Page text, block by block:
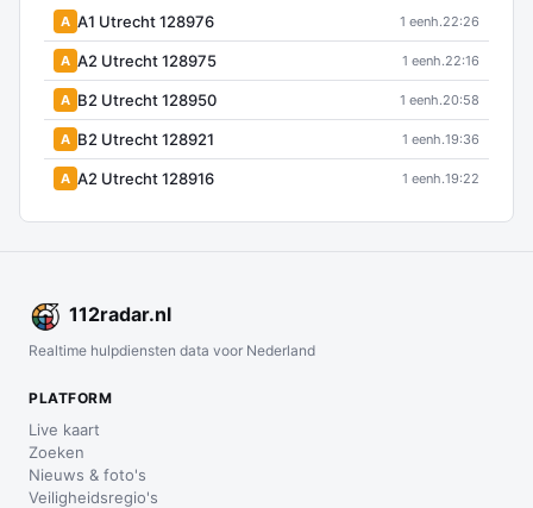
A A1 Utrecht 128976 1 eenh.22:26
A A2 Utrecht 128975 1 eenh.22:16
A B2 Utrecht 128950 1 eenh.20:58
A B2 Utrecht 128921 1 eenh.19:36
A A2 Utrecht 128916 1 eenh.19:22
112radar.nl
Realtime hulpdiensten data voor Nederland
PLATFORM
Live kaart
Zoeken
Nieuws & foto's
Veiligheidsregio's